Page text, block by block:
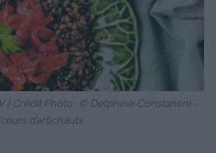
| Crédit Photo : © Delphine Constantini –
d’artichauts